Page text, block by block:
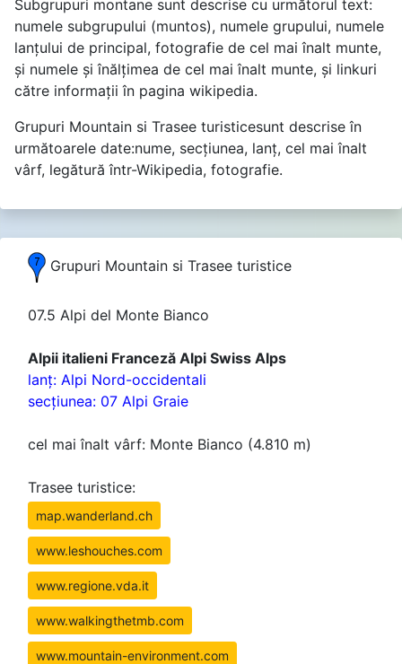
Subgrupuri montane sunt descrise cu următorul text:
numele subgrupului (muntos), numele grupului, numele
lanţului de principal, fotografie de cel mai înalt munte,
şi numele şi înălţimea de cel mai înalt munte, şi linkuri
către informaţii în pagina wikipedia.
Grupuri Mountain si Trasee turisticesunt descrise în
următoarele date:nume, secţiunea, lanţ, cel mai înalt
vârf, legătură într-Wikipedia, fotografie.
Grupuri Mountain si Trasee turistice
07.5 Alpi del Monte Bianco
Alpii italieni Franceză Alpi Swiss Alps
lanţ: Alpi Nord-occidentali
secţiunea: 07 Alpi Graie
cel mai înalt vârf: Monte Bianco (4.810 m)
Trasee turistice:
map.wanderland.ch
www.leshouches.com
www.regione.vda.it
www.walkingthetmb.com
www.mountain-environment.com